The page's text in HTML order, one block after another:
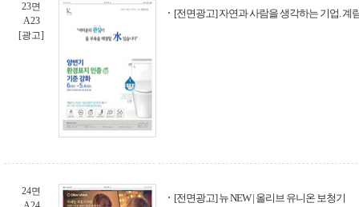
23면
A23
[광고]
[전면광고] 자연과 사람을 생각하는 기업. 계
24면
[전면광고] 뉴 NEW | 올리브 유니온 보청기